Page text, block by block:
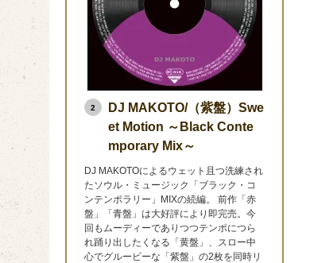
2
DJ MAKOTO/（紫盤）Swe
et Motion ～Black Conte
mporary Mix～
DJ MAKOTOによるウェット且つ洗練され
たソウル・ミュージック「ブラック・コ
ンテンポラリー」MIXの続編。 前作「赤
盤」「青盤」は大好評により即完売。今
回もムーディーでありつつテンポにつら
れ踊り出したくなる「黄盤」、スロー中
心でグルービーな「紫盤」の2枚を同時リ